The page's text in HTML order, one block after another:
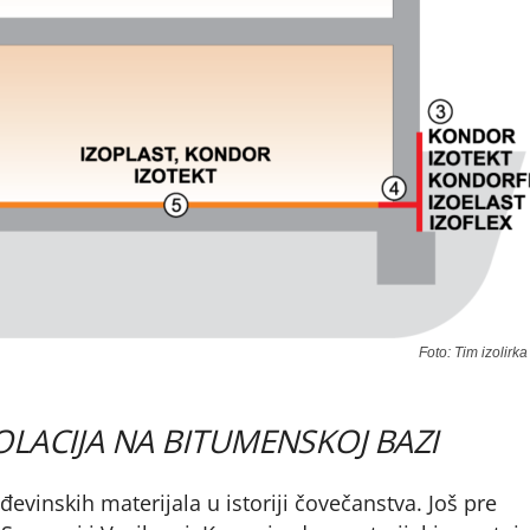
Foto: Tim izolirka
NA BITUMENSKOJ BAZI
materijala u istoriji čovečanstva. Još pre